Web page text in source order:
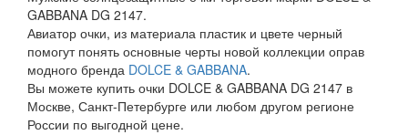
GABBANA DG 2147.
Авиатор очки, из материала пластик и цвете черный
помогут понять основные черты новой коллекции оправ
модного бренда DOLCE & GABBANA.
Вы можете купить очки DOLCE & GABBANA DG 2147 в
Москве, Санкт-Петербурге или любом другом регионе
России по выгодной цене.